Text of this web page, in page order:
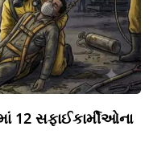
12 સફાઈકાર્મીઓના